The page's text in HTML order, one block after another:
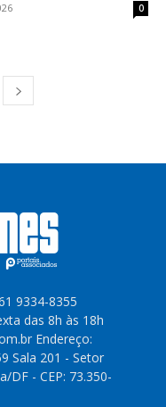
0
9334-8355
das 8h às 18h
Endereço:
Sala 201 - Setor
DF - CEP: 73.350-